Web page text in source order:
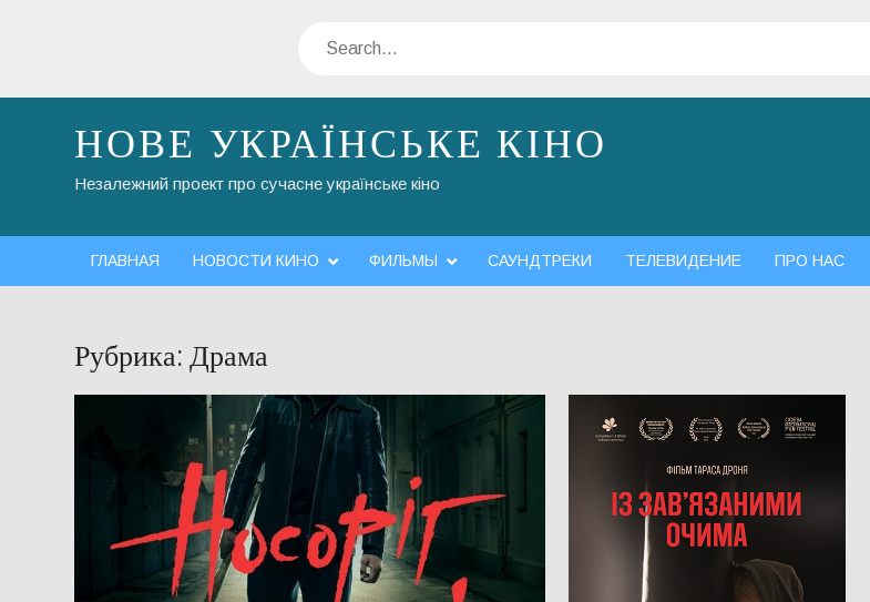
Search
НОВЕ УКРАЇНСЬКЕ КІНО
Незалежний проект про сучасне українське кіно
ГЛАВНАЯ НОВОСТИ КИНО ФИЛЬМЫ САУНДТРЕКИ ТЕЛЕВИДЕНИЕ ПРО НАС
Рубрика:Драма